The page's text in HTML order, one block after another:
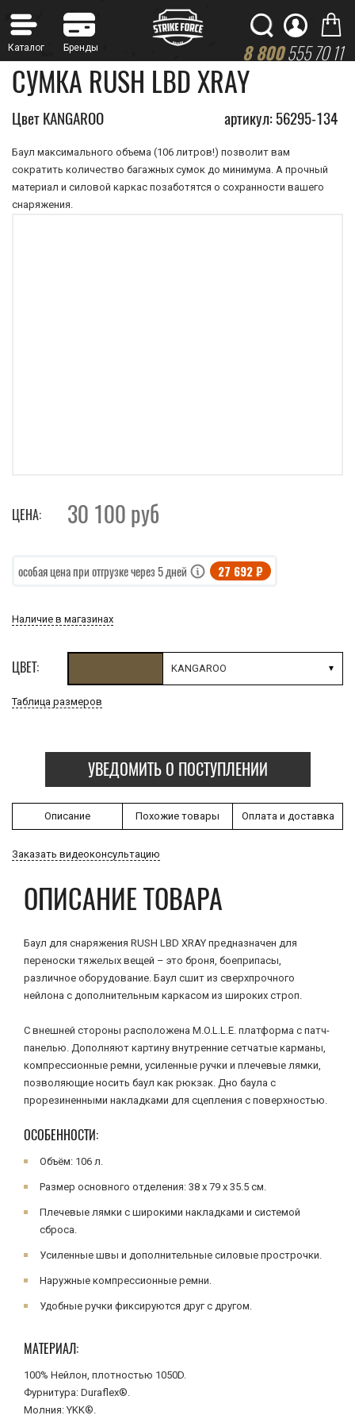
8 800555 70 11
СУМКА RUSH LBD XRAY
Цвет KANGAROO артикул: 56295-134
Баул максимального объема (106 литров!) позволит вам
сократить количество багажных сумок до минимума. А прочный
материал и силовой каркас позаботятся о сохранности вашего
снаряжения.
ЦЕНА: 30 100 руб
особая цена при отгрузке через 5 дней 27 692 ₽
Наличие в магазинах
ЦВЕТ: KANGAROO
Таблица размеров
УВЕДОМИТЬ О ПОСТУПЛЕНИИ
Описание Похожие товары Оплата и доставка
Заказать видеоконсультацию
ОПИСАНИЕ ТОВАРА
Баул для снаряжения RUSH LBD XRAY предназначен для
переноски тяжелых вещей – это броня, боеприпасы,
различное оборудование. Баул сшит из сверхпрочного
нейлона с дополнительным каркасом из широких строп.
С внешней стороны расположена M.O.L.L.E. платформа с патч-
панелью. Дополняют картину внутренние сетчатые карманы,
компрессионные ремни, усиленные ручки и плечевые лямки,
позволяющие носить баул как рюкзак. Дно баула с
прорезиненными накладками для сцепления с поверхностью.
ОСОБЕННОСТИ:
Объём: 106 л.
Размер основного отделения: 38 x 79 x 35.5 см.
Плечевые лямки с широкими накладками и системой
сброса.
Усиленные швы и дополнительные силовые прострочки.
Наружные компрессионные ремни.
Удобные ручки фиксируются друг с другом.
МАТЕРИАЛ:
100% Нейлон, плотностью 1050D.
Фурнитура: Duraflex®.
Молния: YKK®.